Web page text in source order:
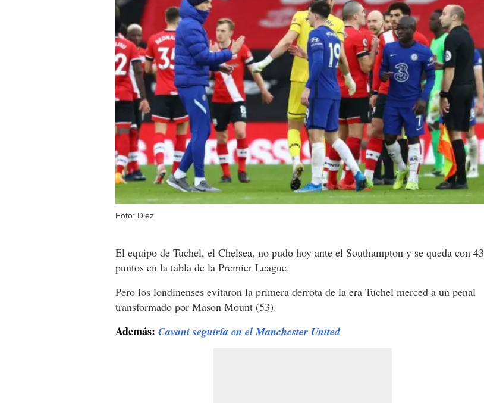
Foto: Diez
El equipo de Tuchel, el Chelsea, no pudo hoy ante el Southampton y se queda con 43
puntos en la tabla de la Premier League.
Pero los londinenses evitaron la primera derrota de la era Tuchel merced a un penal
transformado por Mason Mount (53).
Además: Cavani seguiría en el Manchester United